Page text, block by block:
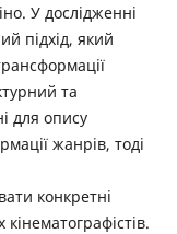
У дослідженні
підхід, який
та
для опису
жанрів, тоді
конкретні